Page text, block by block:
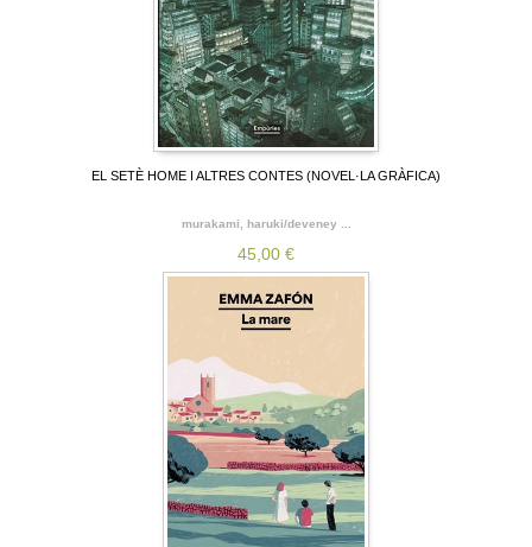
EL SETÈ HOME I ALTRES CONTES (NOVEL·LA GRÀFICA)
murakami, haruki/deveney ...
45,00 €